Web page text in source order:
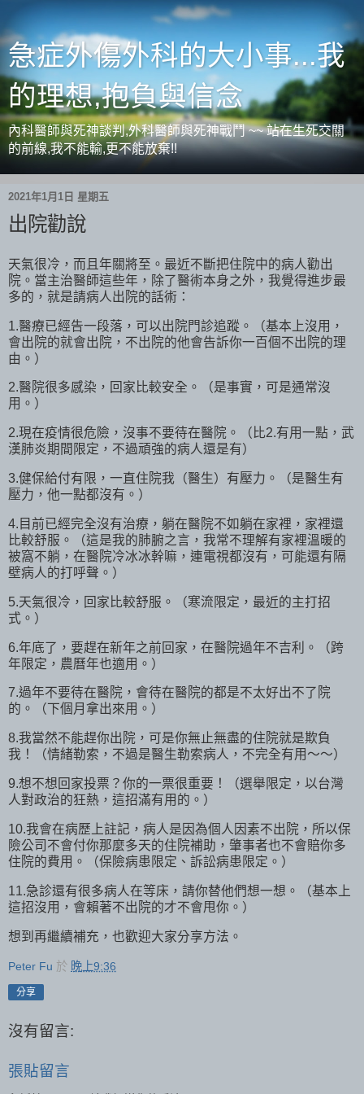
急症外傷外科的大小事...我
的理想,抱負與信念
內科醫師與死神談判,外科醫師與死神戰鬥 ~~ 站在生死交關
的前線,我不能輸,更不能放棄!!
2021年1月1日 星期五
出院勸說
天氣很冷，而且年關將至。最近不斷把住院中的病人勸出
院。當主治醫師這些年，除了醫術本身之外，我覺得進步最
多的，就是請病人出院的話術：
1.醫療已經告一段落，可以出院門診追蹤。（基本上沒用，
會出院的就會出院，不出院的他會告訴你一百個不出院的理
由。）
2.醫院很多感染，回家比較安全。（是事實，可是通常沒
用。）
2.現在疫情很危險，沒事不要待在醫院。（比2.有用一點，武
漢肺炎期間限定，不過頑強的病人還是有）
3.健保給付有限，一直住院我（醫生）有壓力。（是醫生有
壓力，他一點都沒有。）
4.目前已經完全沒有治療，躺在醫院不如躺在家裡，家裡還
比較舒服。（這是我的肺腑之言，我常不理解有家裡溫暖的
被窩不躺，在醫院冷冰冰幹嘛，連電視都沒有，可能還有隔
壁病人的打呼聲。）
5.天氣很冷，回家比較舒服。（寒流限定，最近的主打招
式。）
6.年底了，要趕在新年之前回家，在醫院過年不吉利。（跨
年限定，農曆年也適用。）
7.過年不要待在醫院，會待在醫院的都是不太好出不了院
的。（下個月拿出來用。）
8.我當然不能趕你出院，可是你無止無盡的住院就是欺負
我！（情緒勒索，不過是醫生勒索病人，不完全有用～～）
9.想不想回家投票？你的一票很重要！（選舉限定，以台灣
人對政治的狂熱，這招滿有用的。）
10.我會在病歷上註記，病人是因為個人因素不出院，所以保
險公司不會付你那麼多天的住院補助，肇事者也不會賠你多
住院的費用。（保險病患限定、訴訟病患限定。）
11.急診還有很多病人在等床，請你替他們想一想。（基本上
這招沒用，會賴著不出院的才不會甩你。）
想到再繼續補充，也歡迎大家分享方法。
Peter Fu 於 晚上9:36
分享
沒有留言:
張貼留言